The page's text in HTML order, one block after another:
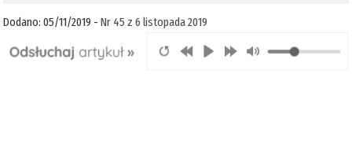
Dodano: 05/11/2019 -Nr 45 z 6 listopada 2019